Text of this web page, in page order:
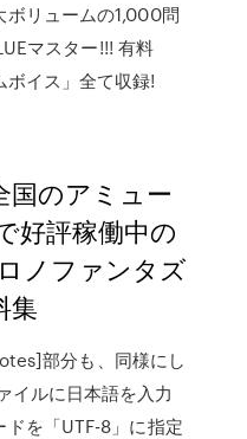
ボリュームの1,000問
マスター!!! 有料
イス」全て収録!
国のアミュー
好評稼働中の
ノファンタズ
集
部分も、同様にし
イルに日本語を入力
ドを「UTF-8」に指定